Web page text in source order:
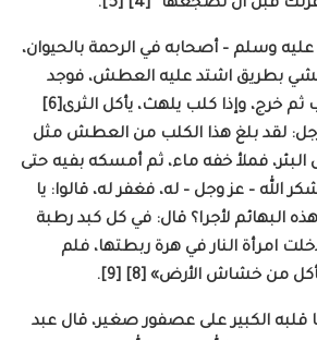
قبل أن تضجعها” [4] [5].
وسلم – أصحابه في الرحمة بالحيوان،
بطريق اشتد عليه العطش، فوجد
بئرا، فنزل فيها، فشرب ثم خرج، وإذا كلب يلهث، يأكل الثرى[6]
لقد بلغ هذا الكلب من العطش مثل
البئر، فملأ خفه ماء، ثم أمسكه بفيه حتى
الله – عز وجل – له، فغفر له، قالوا: يا
البهائم لأجرا؟ قال: في كل كبد رطبة
«دخلت امرأة النار في هرة ربطتها، فلم
من خشاش الأرض» [8] [9].
الكبير على عصفور صغير، قال عبد